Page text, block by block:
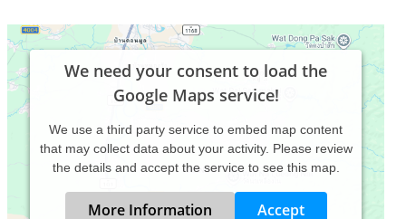
We need your consent to load the
Google Maps service!
We use a third party service to embed map content
that may collect data about your activity. Please review
the details and accept the service to see this map.
More Information Accept